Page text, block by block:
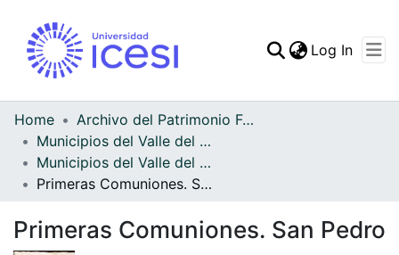
Log In
Home
Archivo del Patrimonio Fotográfico y Fílmico del Valle del Cauca
Municipios del Valle del Cauca
Municipios del Valle del Cauca
Primeras Comuniones. San Pedro
Primeras Comuniones. San Pedro